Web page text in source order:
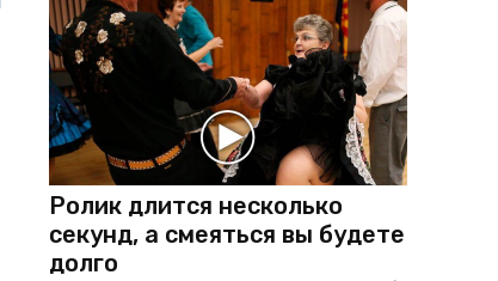
Ролик длится несколько
секунд, а смеяться вы будете
долго